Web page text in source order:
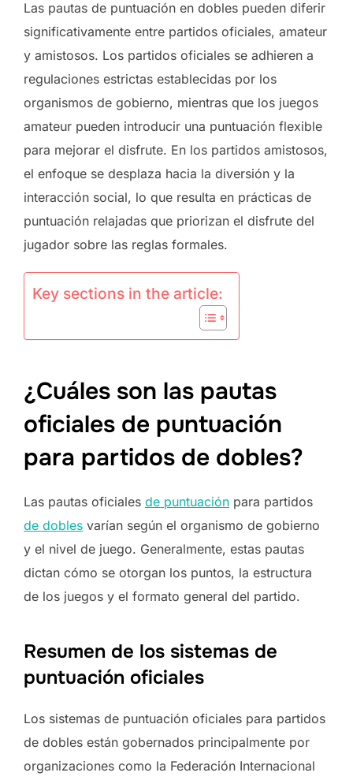
Las pautas de puntuación en dobles pueden diferir
significativamente entre partidos oficiales, amateur
y amistosos. Los partidos oficiales se adhieren a
regulaciones estrictas establecidas por los
organismos de gobierno, mientras que los juegos
amateur pueden introducir una puntuación flexible
para mejorar el disfrute. En los partidos amistosos,
el enfoque se desplaza hacia la diversión y la
interacción social, lo que resulta en prácticas de
puntuación relajadas que priorizan el disfrute del
jugador sobre las reglas formales.
Key sections in the article:
¿Cuáles son las pautas
oficiales de puntuación
para partidos de dobles?
Las pautas oficiales de puntuación para partidos
de dobles varían según el organismo de gobierno
y el nivel de juego. Generalmente, estas pautas
dictan cómo se otorgan los puntos, la estructura
de los juegos y el formato general del partido.
Resumen de los sistemas de
puntuación oficiales
Los sistemas de puntuación oficiales para partidos
de dobles están gobernados principalmente por
organizaciones como la Federación Internacional